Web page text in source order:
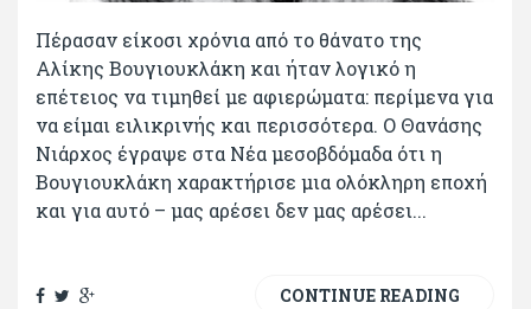
Πέρασαν είκοσι χρόνια από το θάνατο της
Αλίκης Βουγιουκλάκη και ήταν λογικό η
επέτειος να τιμηθεί με αφιερώματα: περίμενα για
να είμαι ειλικρινής και περισσότερα. Ο Θανάσης
Νιάρχος έγραψε στα Νέα μεσοβδόμαδα ότι η
Βουγιουκλάκη χαρακτήρισε μια ολόκληρη εποχή
και για αυτό – μας αρέσει δεν μας αρέσει...
CONTINUE READING